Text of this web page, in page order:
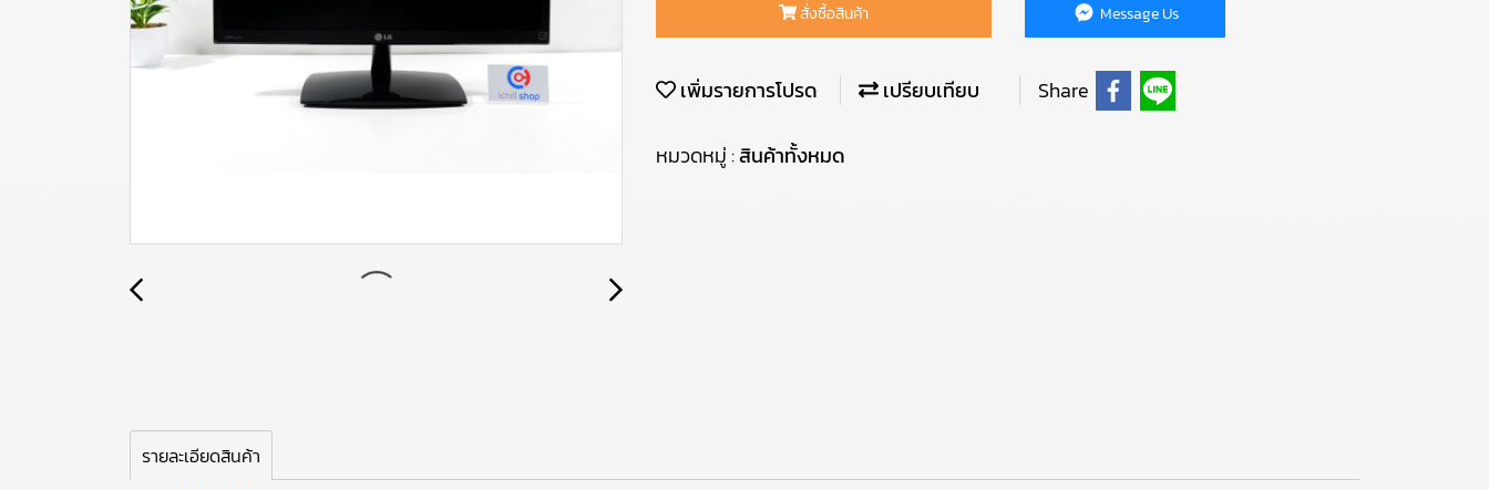
สั่งซื้อสินค้า Message Us
เพิ่มรายการโปรด เปรียบเทียบ Share
หมวดหมู่ :สินค้าทั้งหมด
รายละเอียดสินค้า